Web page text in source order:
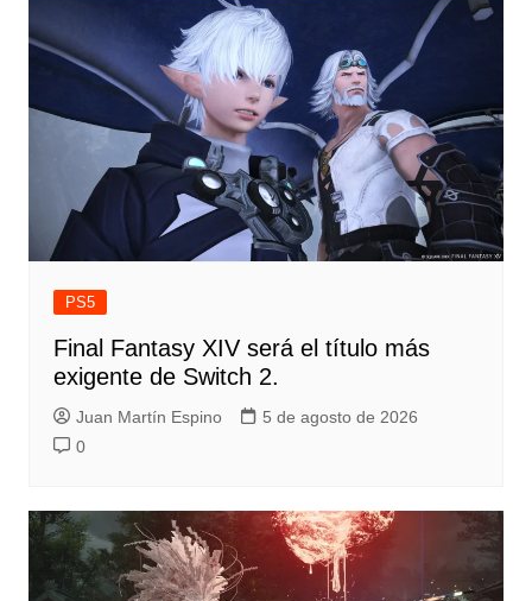
PS5
Final Fantasy XIV será el título más
exigente de Switch 2.
Juan Martín Espino
5 de agosto de 2026
0